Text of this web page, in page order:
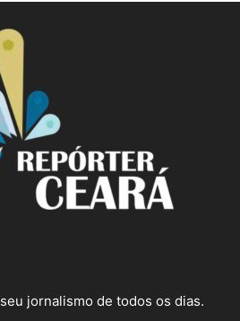
jornalismo de todos os dias.